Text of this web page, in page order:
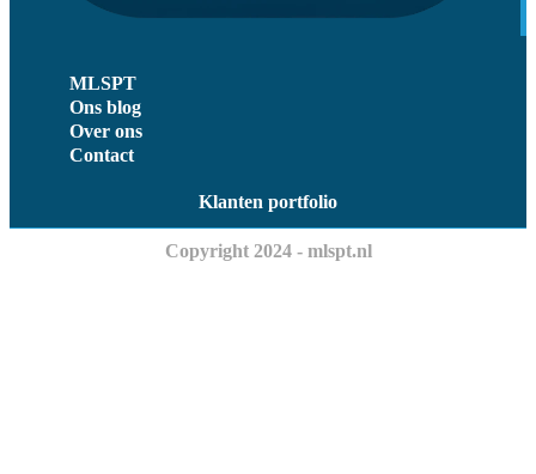
MLSPT
Ons blog
Over ons
Contact
Klanten portfolio
Copyright 2024 - mlspt.nl